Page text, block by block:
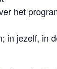
het
in jezelf, in